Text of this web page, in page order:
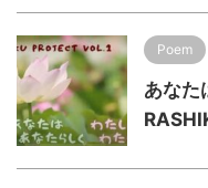
Poem
あなた